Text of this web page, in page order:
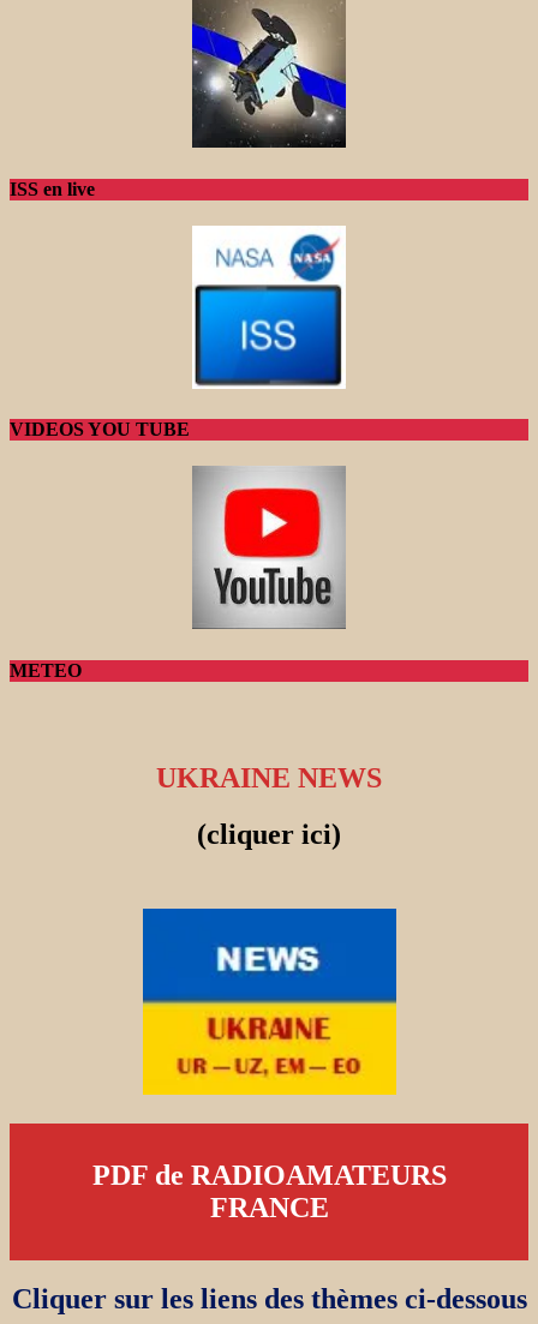
ISS en live
VIDEOS YOU TUBE
METEO
UKRAINE NEWS
(cliquer ici)
PDF de RADIOAMATEURS
FRANCE
Cliquer sur les liens des thèmes ci-dessous